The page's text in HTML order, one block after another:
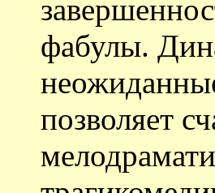
фабулы.
позволяет